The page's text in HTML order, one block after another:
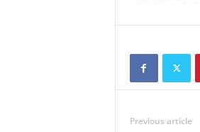
Previous article